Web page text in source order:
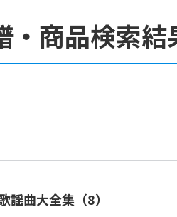
商品検索結
謡曲大全集（8）